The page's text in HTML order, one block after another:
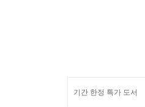
기간 한정 특가 도서